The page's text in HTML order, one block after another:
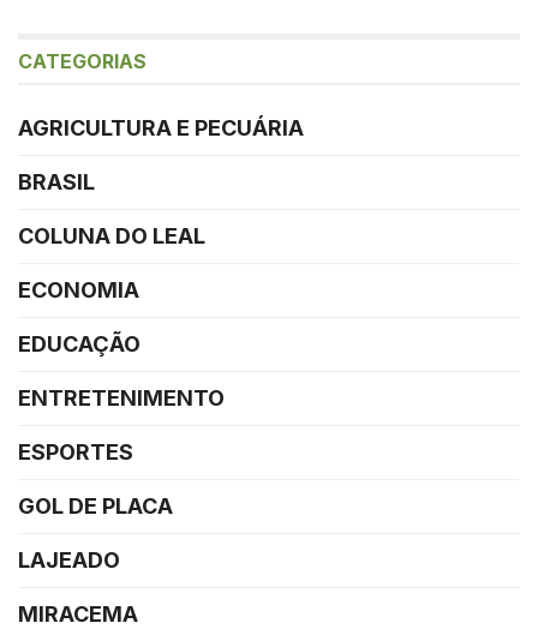
CATEGORIAS
AGRICULTURA E PECUÁRIA
BRASIL
COLUNA DO LEAL
ECONOMIA
EDUCAÇÃO
ENTRETENIMENTO
ESPORTES
GOL DE PLACA
LAJEADO
MIRACEMA